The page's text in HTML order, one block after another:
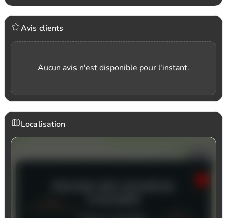
Avis clients
Aucun avis n'est disponible pour l'instant.
Localisation